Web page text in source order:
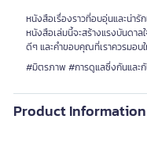
หนังสือเรื่องราวที่อบอุ่นและน่ารั
หนังสือเล่มนี้จะสร้างแรงบันดา
ดีๆ และคำขอบคุณที่เราควรมอบ
#มิตรภาพ #การดูแลซึ่งกันและ
Product Information